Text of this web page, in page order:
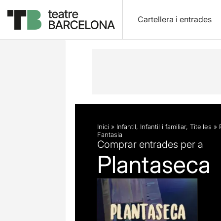
Cartellera i entrades
Descripció Fitxa artística
Inici » Infantil, Infantil i familiar, Titelles »
Fantasia
Comprar entrades per a
Plantaseca